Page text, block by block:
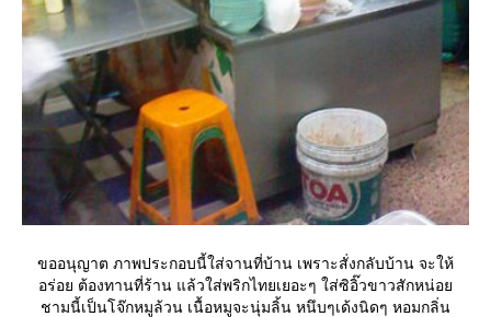
ขออนุญาต ภาพประกอบนี้ใส่จานที่บ้าน เพราะสั่งกลับบ้าน จะให้
อร่อย ต้องทานที่ร้าน แล้วใส่พริกไทยเยอะๆ ใส่ซิอิ๊วขาวสักหน่อย
ชามนี้เป็นโจ๊กหมูล้วน เนื้อหมูจะนุ่มลิ้น หนึบๆเด้งนิดๆ หอมกลิ่น